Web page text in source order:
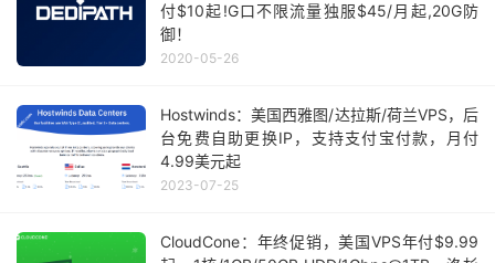
付$10起!G口不限流量独服$‭45/月起,20G防
御！
2020-05-26
Hostwinds：美国西雅图/达拉斯/荷兰VPS，后
台免费自助更换IP，支持支付宝付款，月付
4.99美元起
2023-07-25
CloudCone：年终促销，美国VPS年付$9.99